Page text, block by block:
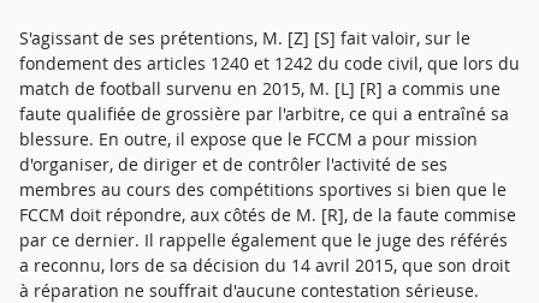
S'agissant de ses prétentions, M. [Z] [S] fait valoir, sur le
fondement des articles 1240 et 1242 du code civil, que lors du
match de football survenu en 2015, M. [L] [R] a commis une
faute qualifiée de grossière par l'arbitre, ce qui a entraîné sa
blessure. En outre, il expose que le FCCM a pour mission
d'organiser, de diriger et de contrôler l'activité de ses
membres au cours des compétitions sportives si bien que le
FCCM doit répondre, aux côtés de M. [R], de la faute commise
par ce dernier. Il rappelle également que le juge des référés
a reconnu, lors de sa décision du 14 avril 2015, que son droit
à réparation ne souffrait d'aucune contestation sérieuse.